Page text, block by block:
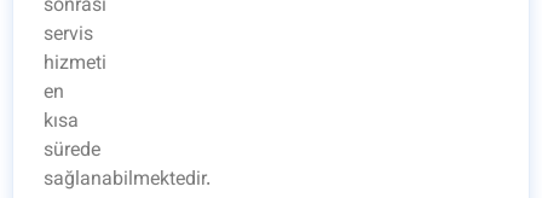
sonrası
servis
hizmeti
en
kısa
sürede
sağlanabilmektedir.